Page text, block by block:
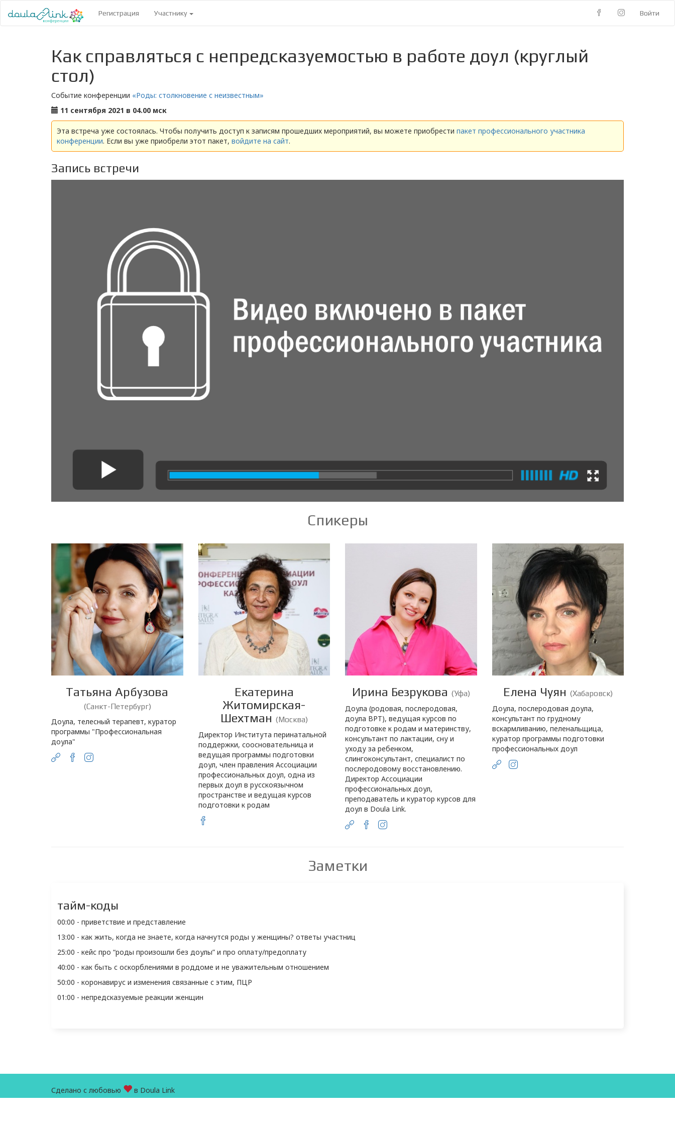
Регистрация (current)Участнику Войти
Как справляться с непредсказуемостью в работе доул (круглый
стол)
Событие конференции «Роды: столкновение с неизвестным»
11 сентября 2021 в 04.00 мск
Эта встреча уже состоялась. Чтобы получить доступ к записям прошедших мероприятий, вы можете приобрести пакет профессионального участника
конференции. Если вы уже приобрели этот пакет, войдите на сайт.
Запись встречи
Спикеры
Татьяна Арбузова
(Санкт-Петербург)
Доула, телесный терапевт, куратор
программы "Профессиональная
доула"
Екатерина
Житомирская-
Шехтман (Москва)
Директор Института перинатальной
поддержки, соосновательница и
ведущая программы подготовки
доул, член правления Ассоциации
профессиональных доул, одна из
первых доул в русскоязычном
пространстве и ведущая курсов
подготовки к родам
Ирина Безрукова (Уфа)
Доула (родовая, послеродовая,
доула ВРТ), ведущая курсов по
подготовке к родам и материнству,
консультант по лактации, сну и
уходу за ребенком,
слингоконсультант, специалист по
послеродовому восстановлению.
Директор Ассоциации
профессиональных доул,
преподаватель и куратор курсов для
доул в Doula Link.
Елена Чуян (Хабаровск)
Доула, послеродовая доула,
консультант по грудному
вскармливанию, пеленальщица,
куратор программы подготовки
профессиональных доул
Заметки
тайм-коды
00:00 - приветствие и представление
13:00 - как жить, когда не знаете, когда начнутся роды у женщины? ответы участниц
25:00 - кейс про “роды произошли без доулы” и про оплату/предоплату
40:00 - как быть с оскорблениями в роддоме и не уважительным отношением
50:00 - коронавирус и изменения связанные с этим, ПЦР
01:00 - непредсказуемые реакции женщин
Сделано с любовью в Doula Link